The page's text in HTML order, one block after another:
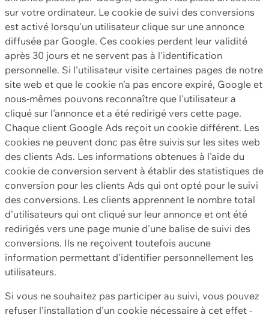
sur votre ordinateur. Le cookie de suivi des conversions
est activé lorsqu'un utilisateur clique sur une annonce
diffusée par Google. Ces cookies perdent leur validité
après 30 jours et ne servent pas à l'identification
personnelle. Si l'utilisateur visite certaines pages de notre
site web et que le cookie n'a pas encore expiré, Google et
nous-mêmes pouvons reconnaître que l'utilisateur a
cliqué sur l'annonce et a été redirigé vers cette page.
Chaque client Google Ads reçoit un cookie différent. Les
cookies ne peuvent donc pas être suivis sur les sites web
des clients Ads. Les informations obtenues à l'aide du
cookie de conversion servent à établir des statistiques de
conversion pour les clients Ads qui ont opté pour le suivi
des conversions. Les clients apprennent le nombre total
d'utilisateurs qui ont cliqué sur leur annonce et ont été
redirigés vers une page munie d'une balise de suivi des
conversions. Ils ne reçoivent toutefois aucune
information permettant d'identifier personnellement les
utilisateurs.
Si vous ne souhaitez pas participer au suivi, vous pouvez
refuser l'installation d'un cookie nécessaire à cet effet -